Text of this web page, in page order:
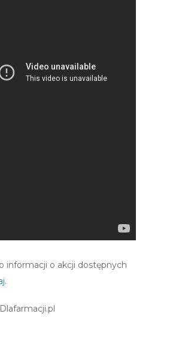
informacji o akcji dostępnych
.